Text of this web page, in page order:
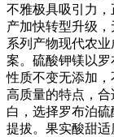
不雅极具吸引力
产加快转型升级
系列产物现代农
案。硫酸钾镁以罗
性质不变无添加，
高质量的特点，
白，选择罗布泊
提拔。果实酸甜